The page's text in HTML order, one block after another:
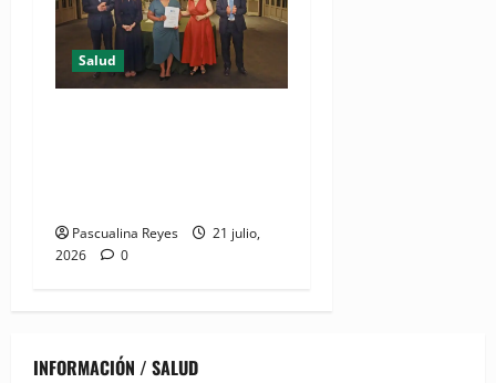
Salud
Pascualina Reyes
21 julio,
2026
0
INFORMACIÓN / SALUD